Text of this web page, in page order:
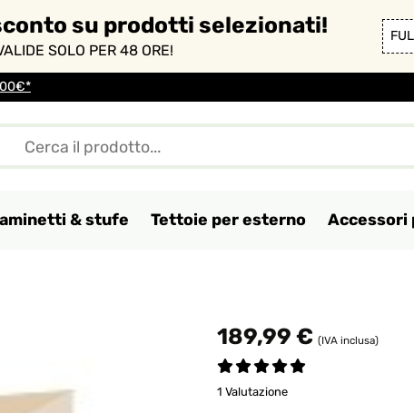
su prodotti selezionati!
SOLO PER 48 ORE!
& stufe Tettoie per esterno Accessori
189,99 € (IVA inclusa)
1 Valutazione